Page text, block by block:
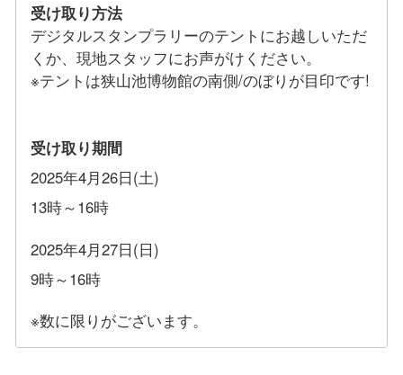
受け取り方法
デジタルスタンプラリーのテントにお越しいただ
くか、現地スタッフにお声がけください。
※テントは狭山池博物館の南側/のぼりが目印です!
受け取り期間
2025年4月26日(土)
13時～16時
2025年4月27日(日)
9時～16時
※数に限りがございます。